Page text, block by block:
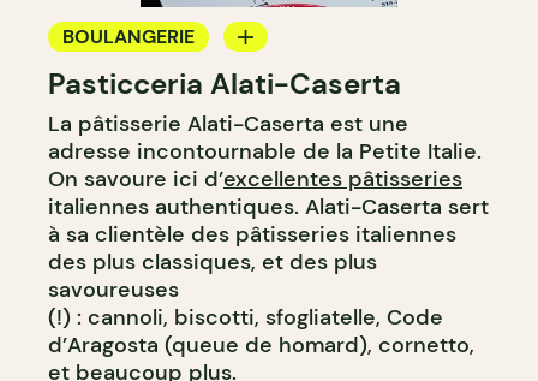
BOULANGERIE
COMPTOIR
Pasticceria Alati-Caserta
La pâtisserie Alati-Caserta est une
adresse incontournable de la Petite Italie.
On savoure ici d’excellentes pâtisseries
italiennes authentiques. Alati-Caserta sert
à sa clientèle des pâtisseries italiennes
des plus classiques, et des plus
savoureuses
(!) : cannoli, biscotti, sfogliatelle, Code
d’Aragosta (queue de homard), cornetto,
et beaucoup plus.